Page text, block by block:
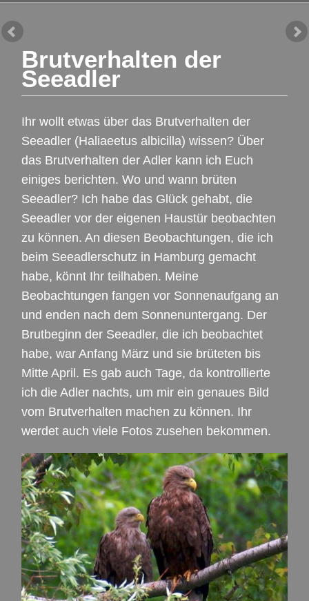
Brutverhalten der
Seeadler
Ihr wollt etwas über das Brutverhalten der
Seeadler (Haliaeetus albicilla) wissen? Über
das Brutverhalten der Adler kann ich Euch
einiges berichten. Wo und wann brüten
Seeadler? Ich habe das Glück gehabt, die
Seeadler vor der eigenen Haustür beobachten
zu können. An diesen Beobachtungen, die ich
beim Seeadlerschutz in Hamburg gemacht
habe, könnt Ihr teilhaben. Meine
Beobachtungen fangen vor Sonnenaufgang an
und enden nach dem Sonnenuntergang. Der
Brutbeginn der Seeadler, die ich beobachtet
habe, war Anfang März und sie brüteten bis
Mitte April. Es gab auch Tage, da kontrollierte
ich die Adler nachts, um mir ein genaues Bild
vom Brutverhalten machen zu können. Ihr
werdet auch viele Fotos zusehen bekommen.